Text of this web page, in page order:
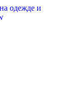
одежде и